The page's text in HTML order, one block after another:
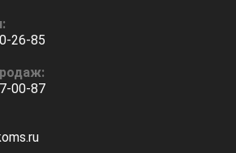
26-85
00-87
Откроется